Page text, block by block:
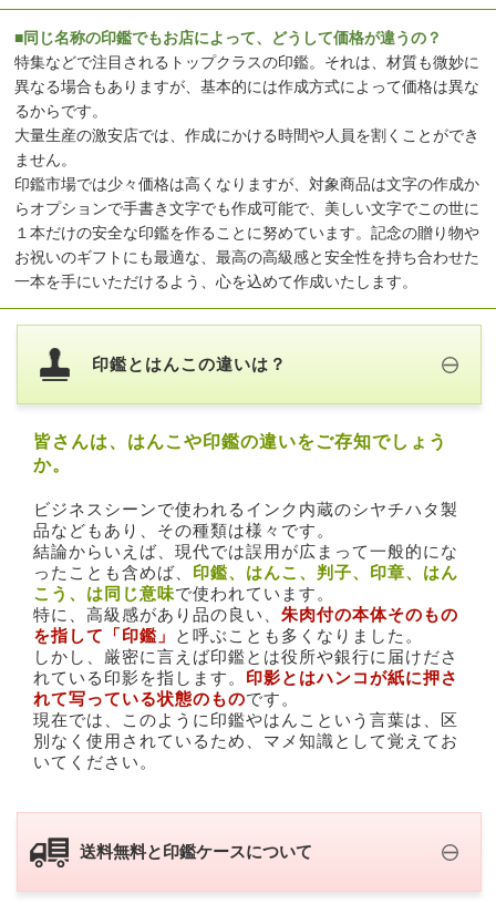
■同じ名称の印鑑でもお店によって、どうして価格が違うの？
特集などで注目されるトップクラスの印鑑。それは、材質も微妙に
異なる場合もありますが、基本的には作成方式によって価格は異な
るからです。
大量生産の激安店では、作成にかける時間や人員を割くことができ
ません。
印鑑市場では少々価格は高くなりますが、対象商品は文字の作成か
らオプションで手書き文字でも作成可能で、美しい文字でこの世に
１本だけの安全な印鑑を作ることに努めています。記念の贈り物や
お祝いのギフトにも最適な、最高の高級感と安全性を持ち合わせた
一本を手にいただけるよう、心を込めて作成いたします。
印鑑とはんこの違いは？
皆さんは、はんこや印鑑の違いをご存知でしょう
か。
ビジネスシーンで使われるインク内蔵のシヤチハタ製
品などもあり、その種類は様々です。
結論からいえば、現代では誤用が広まって一般的にな
ったことも含めば、 印鑑、はんこ、判子、印章、はん
こう、は同じ意味で使われています。
特に、高級感があり品の良い、 朱肉付の本体そのもの
を指して「印鑑」
と呼ぶことも多くなりました。
しかし、厳密に言えば印鑑とは役所や銀行に届けださ
れている印影を指します。 印影とはハンコが紙に押さ
れて写っている状態のものです。
現在では、このように印鑑やはんこという言葉は、区
別なく使用されているため、マメ知識として覚えてお
いてください。
送料無料と印鑑ケースについて